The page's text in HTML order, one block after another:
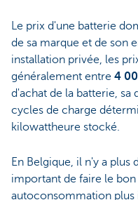
Le prix d'une batterie
de sa marque et de son
installation privée, les
généralement entre 4
d'achat de la batterie, sa
cycles de charge
kilowattheure stocké.
En Belgique, il n'y a plus
important de faire le
autoconsommation plus